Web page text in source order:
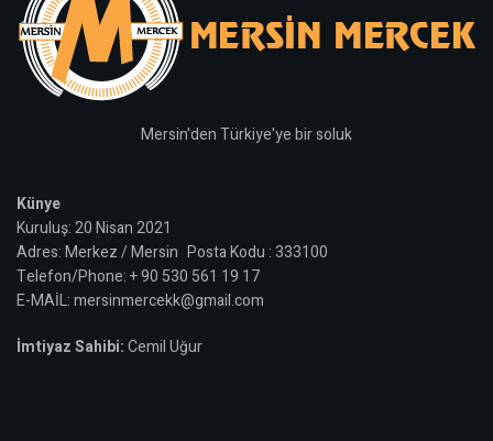
Mersin'den Türkiye'ye bir soluk
Künye
Kuruluş: 20 Nisan 2021
Adres: Merkez / Mersin Posta Kodu : 333100
Telefon/Phone: + 90 530 561 19 17
E-MAİL: mersinmercekk@gmail.com
İmtiyaz Sahibi:Cemil Uğur